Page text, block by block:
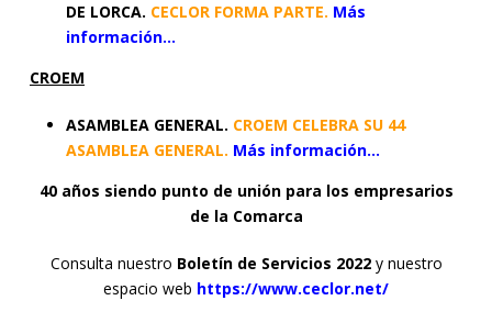
DE LORCA. CECLOR FORMA PARTE. Más
información…
CROEM
ASAMBLEA GENERAL. CROEM CELEBRA SU 44
ASAMBLEA GENERAL. Más información…
40 años siendo punto de unión para los empresarios
de la Comarca
Consulta nuestro Boletín de Servicios 2022 y nuestro
espacio web https://www.ceclor.net/